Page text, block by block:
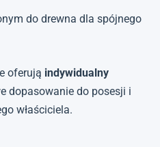
do drewna dla spójnego
oferują indywidualny
dopasowanie do posesji i
właściciela.